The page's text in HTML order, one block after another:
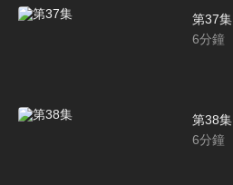
第37集
6分鐘
第38集
6分鐘